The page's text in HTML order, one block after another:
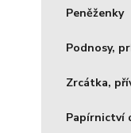
Peněženky
Podnosy,
Zrcátka,
Papírnictví